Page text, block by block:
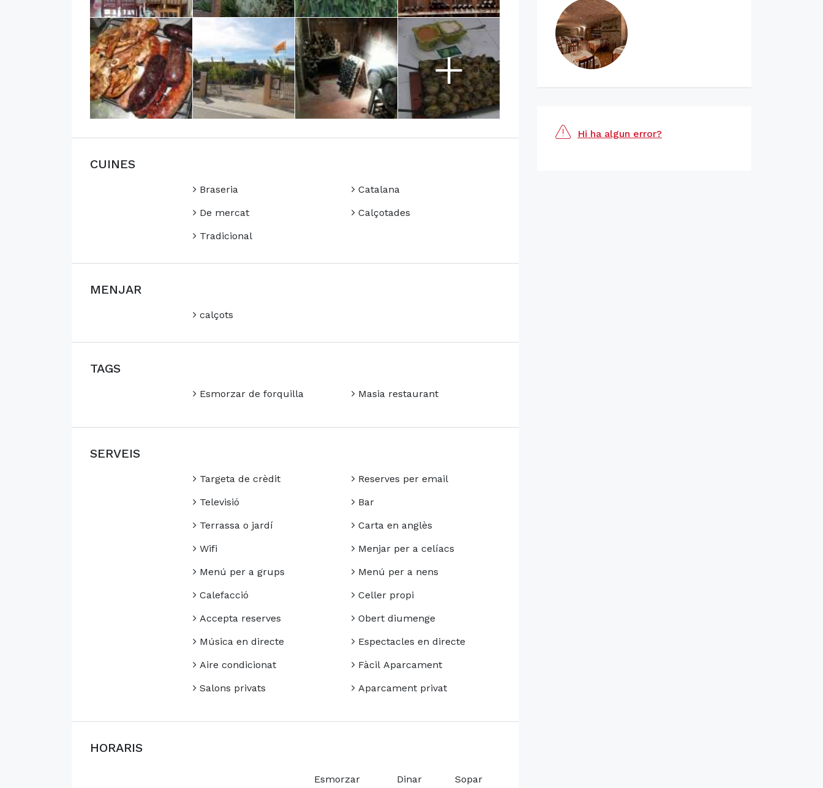
+
CUINES
Braseria
De mercat
Tradicional
Catalana
Calçotades
MENJAR
calçots
TAGS
Esmorzar de forquilla Masia restaurant
SERVEIS
Targeta de crèdit
Televisió
Terrassa o jardí
Wifi
Menú per a grups
Calefacció
Accepta reserves
Música en directe
Aire condicionat
Salons privats
Reserves per email
Bar
Carta en anglès
Menjar per a celíacs
Menú per a nens
Celler propi
Obert diumenge
Espectacles en directe
Fàcil Aparcament
Aparcament privat
HORARIS
Esmorzar Dinar Sopar
Hi ha algun error?